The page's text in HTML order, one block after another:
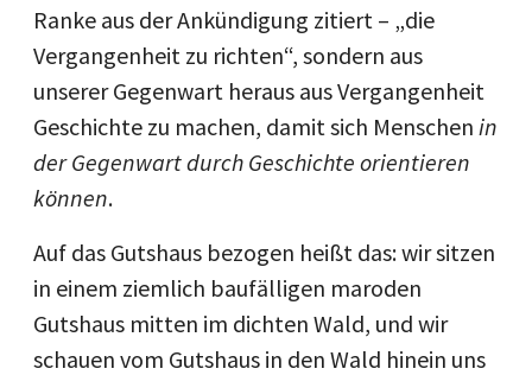
Ranke aus der Ankündigung zitiert – „die
Vergangenheit zu richten“, sondern aus
unserer Gegenwart heraus aus Vergangenheit
Geschichte zu machen, damit sich Menschen in
der Gegenwart durch Geschichte orientieren
können.
Auf das Gutshaus bezogen heißt das: wir sitzen
in einem ziemlich baufälligen maroden
Gutshaus mitten im dichten Wald, und wir
schauen vom Gutshaus in den Wald hinein uns